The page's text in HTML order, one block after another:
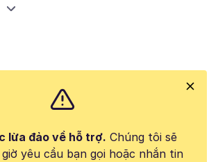
lừa đảo về hỗ trợ. Chúng tôi sẽ
yêu cầu bạn gọi hoặc nhắn tin